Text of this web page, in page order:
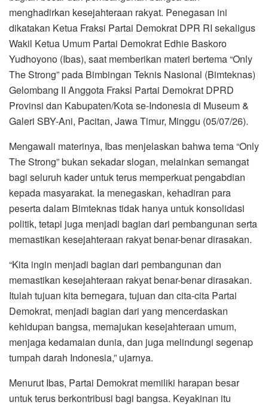
menghadirkan kesejahteraan rakyat. Penegasan ini
dikatakan Ketua Fraksi Partai Demokrat DPR RI sekaligus
Wakil Ketua Umum Partai Demokrat Edhie Baskoro
Yudhoyono (Ibas), saat memberikan materi bertema “Only
The Strong” pada Bimbingan Teknis Nasional (Bimteknas)
Gelombang II Anggota Fraksi Partai Demokrat DPRD
Provinsi dan Kabupaten/Kota se-Indonesia di Museum &
Galeri SBY-Ani, Pacitan, Jawa Timur, Minggu (05/07/26).
Mengawali materinya, Ibas menjelaskan bahwa tema “Only
The Strong” bukan sekadar slogan, melainkan semangat
bagi seluruh kader untuk terus memperkuat pengabdian
kepada masyarakat. Ia menegaskan, kehadiran para
peserta dalam Bimteknas tidak hanya untuk konsolidasi
politik, tetapi juga menjadi bagian dari pembangunan serta
memastikan kesejahteraan rakyat benar-benar dirasakan.
“Kita ingin menjadi bagian dari pembangunan dan
memastikan kesejahteraan rakyat benar-benar dirasakan.
Itulah tujuan kita bernegara, tujuan dan cita-cita Partai
Demokrat, menjadi bagian dari yang mencerdaskan
kehidupan bangsa, memajukan kesejahteraan umum,
menjaga kedamaian dunia, dan juga melindungi segenap
tumpah darah Indonesia,” ujarnya.
Menurut Ibas, Partai Demokrat memiliki harapan besar
untuk terus berkontribusi bagi bangsa. Keyakinan itu